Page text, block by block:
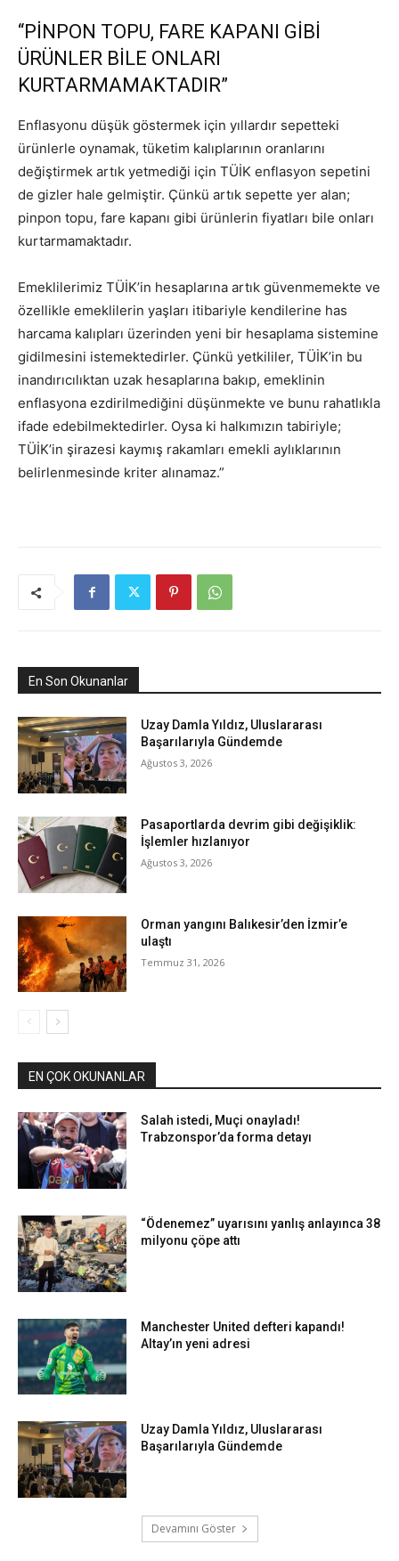
“PİNPON TOPU, FARE KAPANI GİBİ
ÜRÜNLER BİLE ONLARI
KURTARMAMAKTADIR”
Enflasyonu düşük göstermek için yıllardır sepetteki
ürünlerle oynamak, tüketim kalıplarının oranlarını
değiştirmek artık yetmediği için TÜİK enflasyon sepetini
de gizler hale gelmiştir. Çünkü artık sepette yer alan;
pinpon topu, fare kapanı gibi ürünlerin fiyatları bile onları
kurtarmamaktadır.
Emeklilerimiz TÜİK’in hesaplarına artık güvenmemekte ve
özellikle emeklilerin yaşları itibariyle kendilerine has
harcama kalıpları üzerinden yeni bir hesaplama sistemine
gidilmesini istemektedirler. Çünkü yetkililer, TÜİK’in bu
inandırıcılıktan uzak hesaplarına bakıp, emeklinin
enflasyona ezdirilmediğini düşünmekte ve bunu rahatlıkla
ifade edebilmektedirler. Oysa ki halkımızın tabiriyle;
TÜİK’in şirazesi kaymış rakamları emekli aylıklarının
belirlenmesinde kriter alınamaz.”
En Son Okunanlar
Uzay Damla Yıldız, Uluslararası
Başarılarıyla Gündemde
Ağustos 3, 2026
Pasaportlarda devrim gibi değişiklik:
İşlemler hızlanıyor
Ağustos 3, 2026
Orman yangını Balıkesir’den İzmir’e
ulaştı
Temmuz 31, 2026
EN ÇOK OKUNANLAR
Salah istedi, Muçi onayladı!
Trabzonspor’da forma detayı
“Ödenemez” uyarısını yanlış anlayınca 38
milyonu çöpe attı
Manchester United defteri kapandı!
Altay’ın yeni adresi
Uzay Damla Yıldız, Uluslararası
Başarılarıyla Gündemde
Devamını Göster